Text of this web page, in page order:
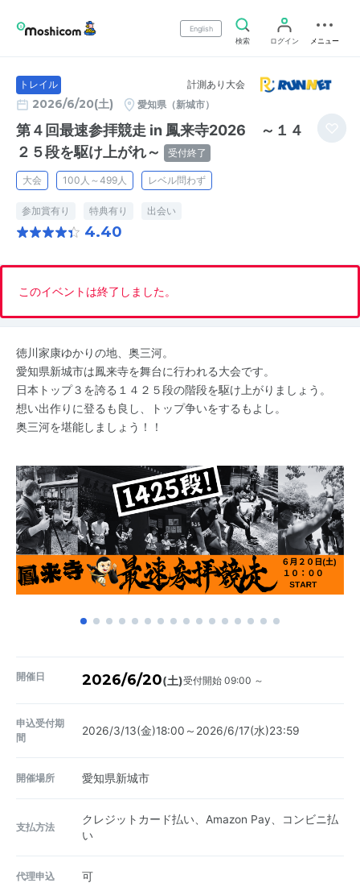
English
検索
ログイン メニュー
トレイル 計測あり大会
2026/6/20(土) 愛知県（新城市）
第４回最速参拝競走 in 鳳来寺2026 ～１４
２５段を駆け上がれ～
受付終了
大会 100人～499人 レベル問わず
参加賞有り 特典有り 出会い
4.40
このイベントは終了しました。
徳川家康ゆかりの地、奥三河。
愛知県新城市は鳳来寺を舞台に行われる大会です。
日本トップ３を誇る１４２５段の階段を駆け上がりましょう。
想い出作りに登るも良し、トップ争いをするもよし。
奥三河を堪能しましょう！！
開催日 2026/6/20(土)受付開始 09:00 ～
申込受付期
間
2026/3/13(金)18:00～2026/6/17(水)23:59
開催場所 愛知県新城市
支払方法
クレジットカード払い、Amazon Pay、コンビニ払
い
代理申込 可